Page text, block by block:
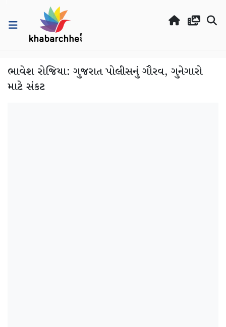
ભાવેશ રોજિયા: ગુજરાત પોલીસનું ગૌરવ, ગુનેગારો
માટે સંકટ